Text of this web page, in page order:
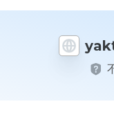
ブサ